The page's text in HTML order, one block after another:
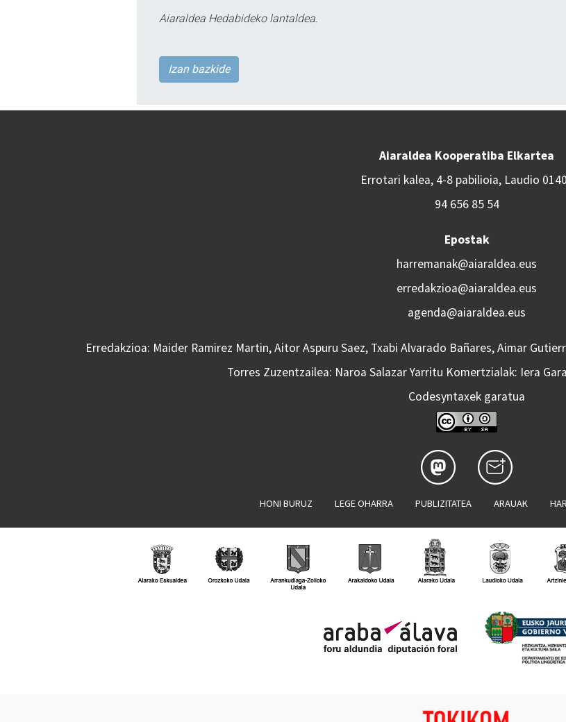
Aiaraldea Hedabideko lantaldea.
Izan bazkide
Aiaraldea Kooperatiba Elkartea
Errotari kalea, 4-8 pabilioia, Laudio
94 656 85 54
Epostak
harremanak@aiaraldea.eus
erredakzioa@aiaraldea.eus
agenda@aiaraldea.eus
Erredakzioa: Maider Ramirez Martin, Aitor Aspuru Saez, Txabi Alvarado Bañares, Aimar
Torres Zuzentzailea: Naroa Salazar Yarritu Komertzialak: Iera
Codesyntaxek garatua
HONI BURUZ LEGE OHARRA PUBLIZITATEA ARAUAK